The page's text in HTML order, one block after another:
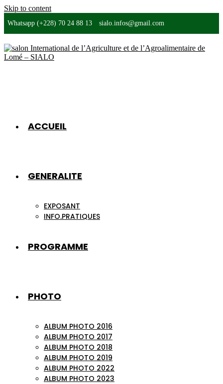
Skip to content
Whatsapp (+228) 70 24 88 13 sialo.infos@gmail.com
ACCUEIL
GENERALITE
EXPOSANT
INFO.PRATIQUES
PROGRAMME
PHOTO
ALBUM PHOTO 2016
ALBUM PHOTO 2017
ALBUM PHOTO 2018
ALBUM PHOTO 2019
ALBUM PHOTO 2022
ALBUM PHOTO 2023